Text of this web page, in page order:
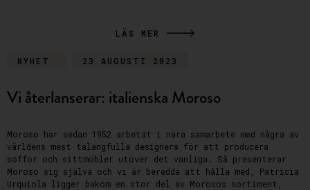
LÄS MER
NYHET 23 AUGUSTI 2023
Vi återlanserar: italienska Moroso
Moroso har sedan 1952 arbetat i nära samarbete med några av
världens mest talangfulla designers för att producera
soffor och sittmöbler utöver det vanliga. Så presenterar
Moroso sig själva och vi är beredda att hålla med, Patricia
Urquiola ligger bakom en stor del av Morosos sortiment,